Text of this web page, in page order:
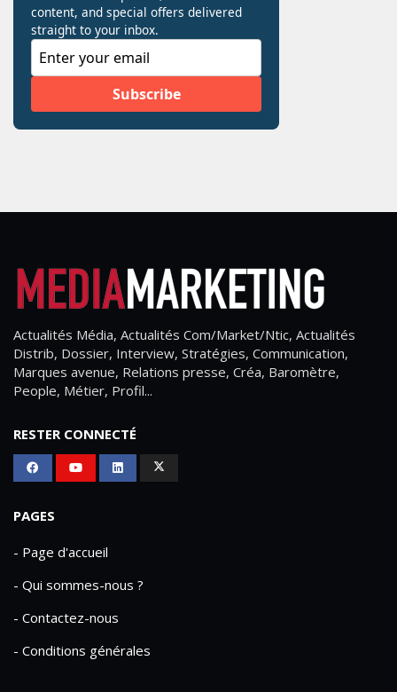
Actualités Média, Actualités Com/Market/Ntic, Actualités
Distrib, Dossier, Interview, Stratégies, Communication,
Marques avenue, Relations presse, Créa, Baromètre,
People, Métier, Profil...
RESTER CONNECTÉ
PAGES
- Page d'accueil
- Qui sommes-nous ?
- Contactez-nous
- Conditions générales